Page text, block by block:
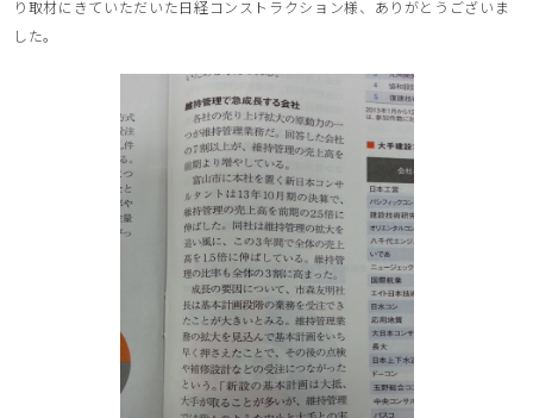
り取材にきていただいた日経コンストラクション様、ありがとうございま
した。